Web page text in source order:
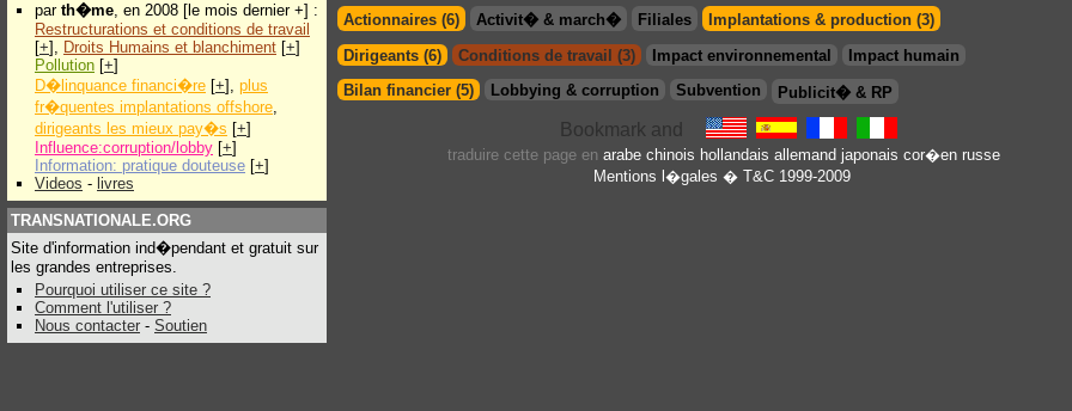
par th�me, en 2008 [le mois dernier +] :
Restructurations et conditions de travail
[+], Droits Humains et blanchiment [+]
Pollution [+]
D�linquance financi�re [+], plus
fr�quentes implantations offshore,
dirigeants les mieux pay�s [+]
Influence:corruption/lobby [+]
Information: pratique douteuse [+]
Videos - livres
TRANSNATIONALE.ORG
Site d'information ind�pendant et gratuit sur
les grandes entreprises.
Pourquoi utiliser ce site ?
Comment l'utiliser ?
Nous contacter - Soutien
Actionnaires (6) Activit� & march� Filiales
Implantations & production (3)
Dirigeants (6)
Conditions de travail (3) Impact environnemental
Impact humain
Bilan financier (5)
Lobbying & corruption Subvention Publicit� & RP
traduire cette page en arabe chinois hollandais allemand japonais cor�en russe
Mentions l�gales � T&C 1999-2009